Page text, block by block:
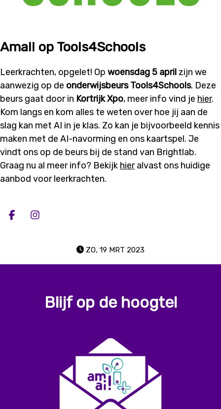
Amai! op Tools4Schools
Leerkrachten, opgelet! Op woensdag 5 april zijn we
aanwezig op de onderwijsbeurs Tools4Schools. Deze
beurs gaat door in Kortrijk Xpo, meer info vind je hier.
Kom langs en kom alles te weten over hoe jij aan de
slag kan met AI in je klas. Zo kan je bijvoorbeeld kennis
maken met de AI-navorming en ons kaartspel. Je
vindt ons op de beurs bij de stand van Brightlab.
Graag nu al meer info? Bekijk hieralvast ons huidige
aanbod voor leerkrachten.
Deel op facebook
Deel op Instagram
ZO, 19 MRT 2023
Blijf op de hoogte!